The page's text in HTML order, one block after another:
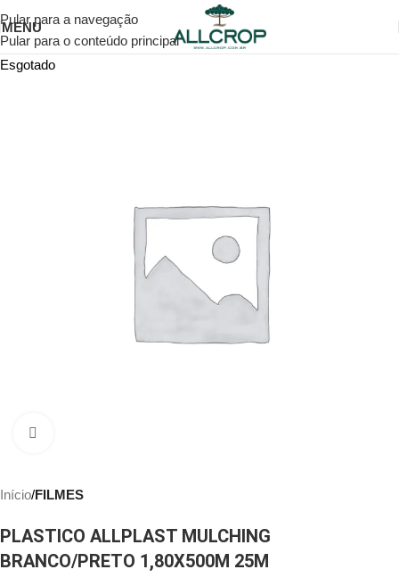
Pular para a navegação
Pular para o conteúdo principal
MENU
Esgotado
Início FILMES
PLASTICO ALLPLAST MULCHING
BRANCO/PRETO 1,80X500M 25M